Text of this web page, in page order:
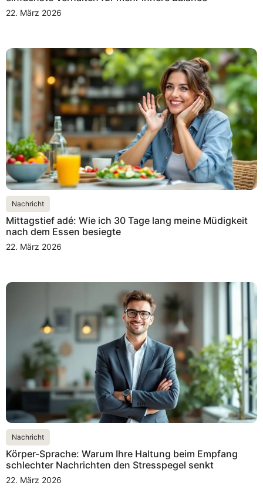
22. März 2026
Nachricht
Mittagstief adé: Wie ich 30 Tage lang meine Müdigkeit
nach dem Essen besiegte
22. März 2026
Nachricht
Körper-Sprache: Warum Ihre Haltung beim Empfang
schlechter Nachrichten den Stresspegel senkt
22. März 2026